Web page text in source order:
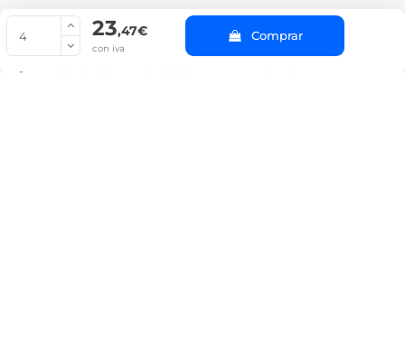
23,47€
con iva
Comprar
La cantidad mínima en el pedido de compra para el producto es 4.
© Copyright 2022 PepeBar.com |
Aviso legal y
Condiciones generales de compra |
Blog